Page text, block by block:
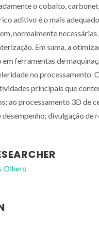
o cobalto,
aditivo é o mais
normalmente
Em suma, a
ferramentas de
no processamento.
principais que
ao processamento 3D de
desempenho; divulgação
Olhero